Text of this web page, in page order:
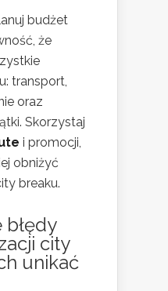
budżet
że
transport,
oraz
Skorzystaj
i promocji,
obniżyć
breaku.
błędy
city
unikać